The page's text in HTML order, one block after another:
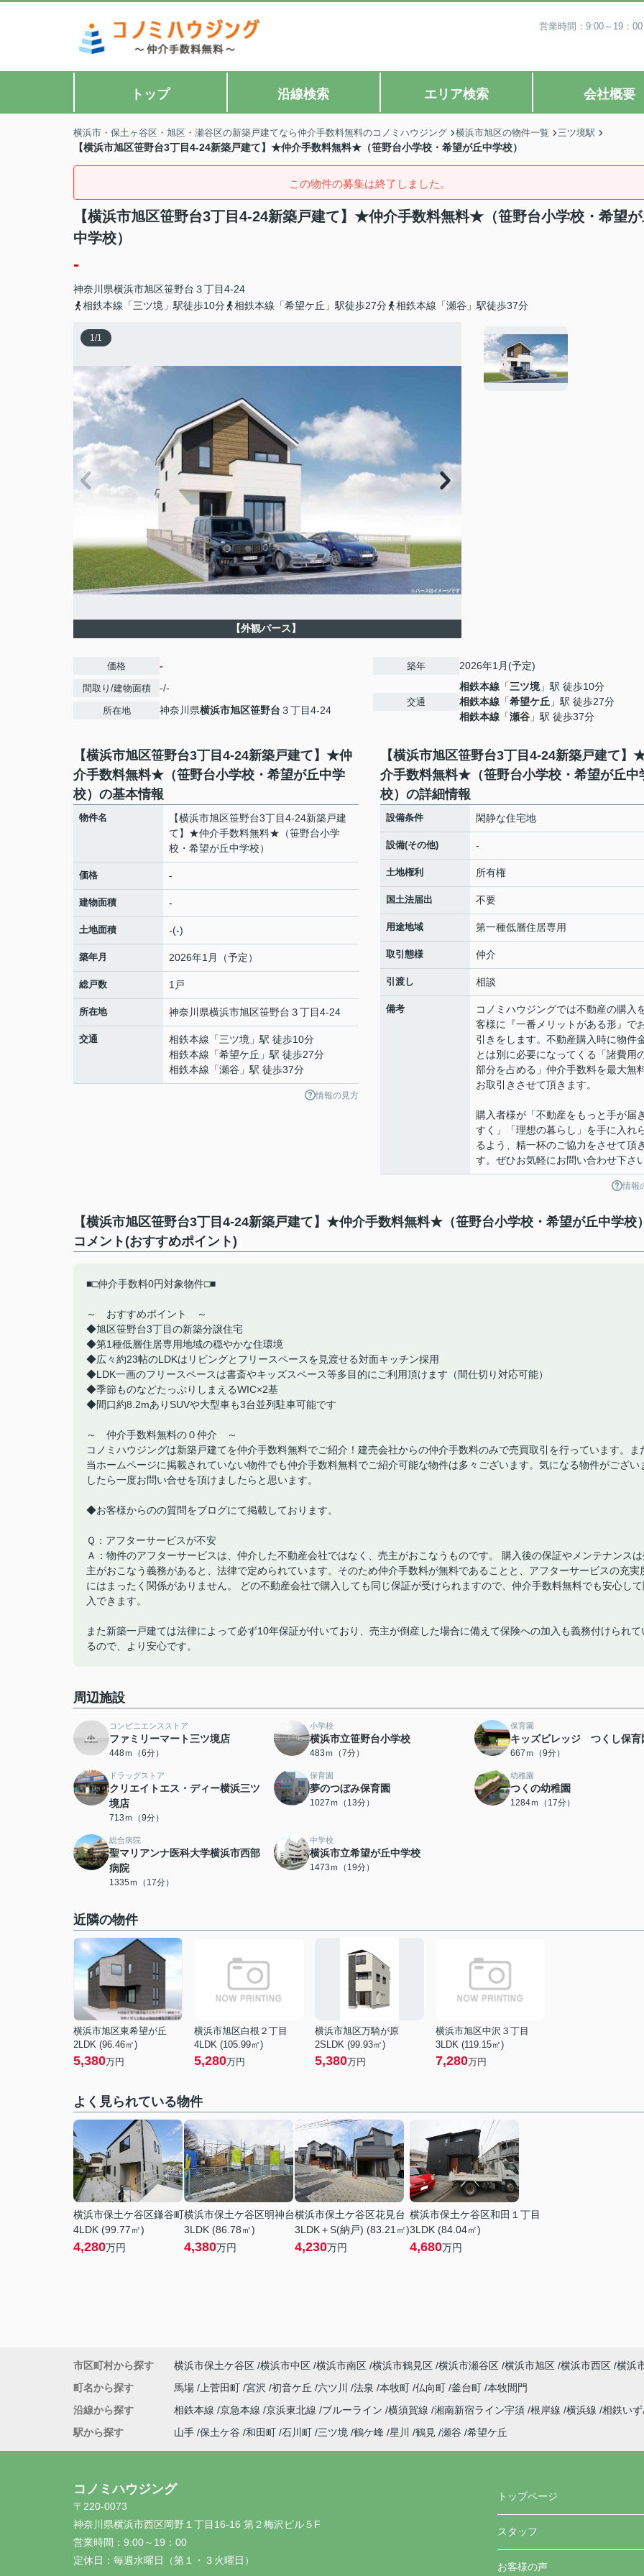
営業時間：9:00～19：
トップ 沿線検索 エリア検索 会社概要
横浜市・保土ヶ谷区・旭区・瀬谷区の新築戸建てなら仲介手数料無料のコノミハウジング 横浜市旭区の物件一覧 三ツ境駅
【横浜市旭区笹野台3丁目4-24新築戸建て】★仲介手数料無料★（笹野台小学校・希望が丘中学校）
この物件の募集は終了しました。
【横浜市旭区笹野台3丁目4-24新築戸建て】★仲介手数料無料★（笹野台小学校・希望
中学校）
-
神奈川県横浜市旭区笹野台 ３丁目4-24
相鉄本線「三ツ境」駅徒歩10分
相鉄本線「希望ケ丘」駅徒歩27分 相鉄本線「瀬谷」駅徒歩37分
1/1
【外観パース】
価格 -
間取り/建物面積 -/-
所在地 神奈川県横浜市旭区笹野台 ３丁目4-24
築年 2026年1月(予定)
交通
相鉄本線 「三ツ境」駅 徒歩10分
相鉄本線 「希望ケ丘 」駅 徒歩27分
相鉄本線 「瀬谷 」駅 徒歩37分
【横浜市旭区笹野台3丁目4-24新築戸建て】★仲
介手数料無料★（笹野台小学校・希望が丘中学
校）の基本情報
物件名
【横浜市旭区笹野台3丁目4-24新築戸建
て】★仲介手数料無料★（笹野台小学
校・希望が丘中学校）
価格 -
建物面積 -
土地面積 -(-)
築年月 2026年1月（予定）
総戸数 1戸
所在地 神奈川県横浜市旭区笹野台 ３丁目4-24
交通 相鉄本線 「三ツ境 」駅 徒歩10分
相鉄本線 「希望ケ丘 」駅 徒歩27分
相鉄本線 「瀬谷 」駅 徒歩37分
情報の見方
【横浜市旭区笹野台3丁目4-24新築戸建て】
介手数料無料★（笹野台小学校・希望が丘中
校）の詳細情報
設備条件 閑静な住宅地
設備(その他) -
土地権利 所有権
国土法届出 不要
用途地域 第一種低層住居専用
取引態様 仲介
引渡し 相談
備考
コノミハウジングでは不動産の購入
客様に『一番メリットがある形』で
引きをします。不動産購入時に物件
とは別に必要になってくる「諸費用
部分を占める」仲介手数料を最大無
お取引きさせて頂きます。
購入者様が「不動産をもっと手が届
すく」「理想の暮らし」を手に入れ
るよう、精一杯のご協力をさせて頂
す。ぜひお気軽にお問い合わせ下さ
情報
【横浜市旭区笹野台3丁目4-24新築戸建て】★仲介手数料無料★（笹野台小学校・希望が丘中学校
コメント(おすすめポイント)
■□仲介手数料0円対象物件□■
～ おすすめポイント ～
◆旭区笹野台3丁目の新築分譲住宅
◆第1種低層住居専用地域の穏やかな住環境
◆広々約23帖のLDKはリビングとフリースペースを見渡せる対面キッチン採用
◆LDK一画のフリースペースは書斎やキッズスペース等多目的にご利用頂けます（間仕切り対応可能）
◆季節ものなどたっぷりしまえるWIC×2基
◆間口約8.2mありSUVや大型車も3台並列駐車可能です
～ 仲介手数料無料の０仲介 ～
コノミハウジングは新築戸建てを仲介手数料無料でご紹介！建売会社からの仲介手数料のみで売買取引を行っています。ま
当ホームページに掲載されていない物件でも仲介手数料無料でご紹介可能な物件は多々ございます。気になる物件がござい
したら一度お問い合せを頂けましたらと思います。
◆お客様からのの質問をブログにて掲載しております。
Ｑ：アフターサービスが不安
Ａ：物件のアフターサービスは、仲介した不動産会社ではなく、売主がおこなうものです。 購入後の保証やメンテナンス
主がおこなう義務があると、法律で定められています。そのため仲介手数料が無料であることと、アフターサービスの充実
にはまったく関係がありません。 どの不動産会社で購入しても同じ保証が受けられますので、仲介手数料無料でも安心し
入できます。
また新築一戸建ては法律によって必ず10年保証が付いており、売主が倒産した場合に備えて保険への加入も義務付けられて
るので、より安心です。
周辺施設
コンビニエンスストア
ファミリーマート三ツ境店
448ｍ（6分）
小学校
横浜市立笹野台小学校
483ｍ（7分）
保育園
キッズビレッジ つくし保育
667ｍ（9分）
ドラッグストア
クリエイトエス・ディー横浜三ツ
境店
713ｍ（9分）
保育園
夢のつぼみ保育園
1027ｍ（13分）
幼稚園
つくの幼稚園
1284ｍ（17分）
総合病院
聖マリアンナ医科大学横浜市西部
病院
1335ｍ（17分）
中学校
横浜市立希望が丘中学校
1473ｍ（19分）
近隣の物件
横浜市旭区東希望が丘
2LDK (96.46㎡)
5,380万円
横浜市旭区白根２丁目
4LDK (105.99㎡)
5,280万円
横浜市旭区万騎が原
2SLDK (99.93㎡)
5,380万円
横浜市旭区中沢３丁目
3LDK (119.15㎡)
7,280万円
よく見られている物件
横浜市保土ケ谷区鎌谷町
4LDK (99.77㎡)
4,280万円
横浜市保土ケ谷区明神台
3LDK (86.78㎡)
4,380万円
横浜市保土ケ谷区花見台
3LDK＋S(納戸) (83.21㎡)
4,230万円
横浜市保土ケ谷区和田１丁目
3LDK (84.04㎡)
4,680万円
市区町村から探す 横浜市保土ケ谷区 横浜市中区 横浜市南区 横浜市鶴見区 横浜市瀬谷区 横浜市旭区 横浜市西区 横浜
町名から探す
馬場 上菅田町 宮沢 初音ケ丘 六ツ川 法泉 本牧町 仏向町 釜台町 本牧間門
沿線から探す
相鉄本線 京急本線 京浜東北線 ブルーライン 横須賀線 湘南新宿ライン宇須 根岸線 横浜線 相鉄い
駅から探す
山手 保土ケ谷 和田町 石川町 三ツ境 鶴ケ峰 星川 鶴見 瀬谷 希望ケ丘
コノミハウジング
〒220-0073
神奈川県横浜市西区岡野１丁目16-16 第２梅沢ビル５F
営業時間： 9:00～19：00
定休日： 毎週水曜日（第１・３火曜日）
トップページ
スタッフ
お客様の声